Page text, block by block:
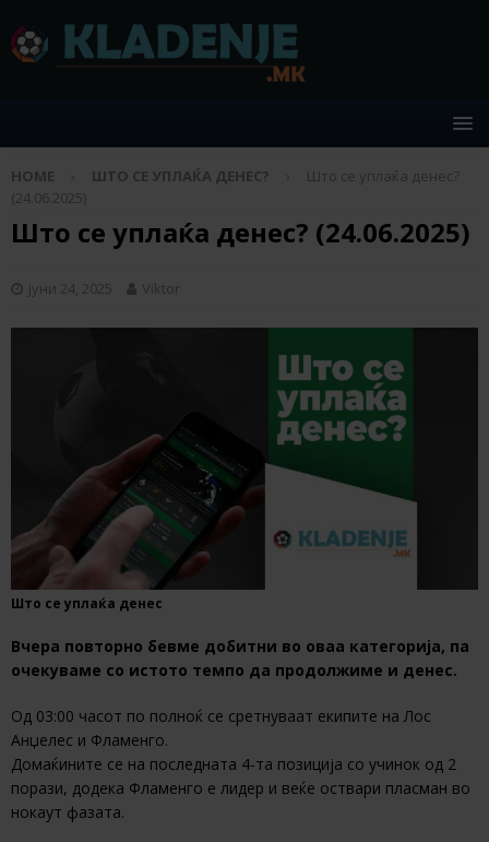
HOME ШТО СЕ УПЛАЌА ДЕНЕС?
Што се уплаќа денес?
(24.06.2025)
Што се уплаќа денес? (24.06.2025)
јуни 24, 2025 Viktor
Што се уплаќа денес
Вчера повторно бевме добитни во оваа категорија, па
очекуваме со истото темпо да продолжиме и денес.
Од 03:00 часот по полноќ се сретнуваат екипите на Лос
Анџелес и Фламенго.
Домаќините се на последната 4-та позиција со учинок од 2
порази, додека Фламенго е лидер и веќе оствари пласман во
нокаут фазата.